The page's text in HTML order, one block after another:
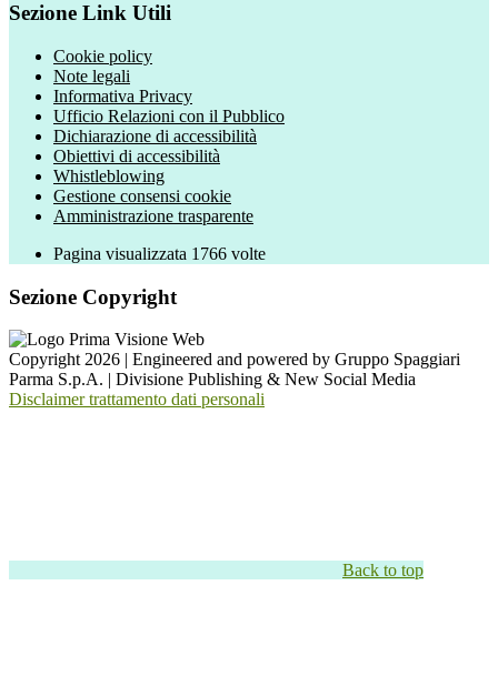
Sezione Link Utili
Cookie policy
Note legali
Informativa Privacy
Ufficio Relazioni con il Pubblico
Dichiarazione di accessibilità
Obiettivi di accessibilità
Whistleblowing
Gestione consensi cookie
Amministrazione trasparente
Pagina visualizzata 1766 volte
Sezione Copyright
Copyright 2026 | Engineered and powered by Gruppo Spaggiari
Parma S.p.A. | Divisione Publishing & New Social Media
Disclaimer trattamento dati personali
Back to top